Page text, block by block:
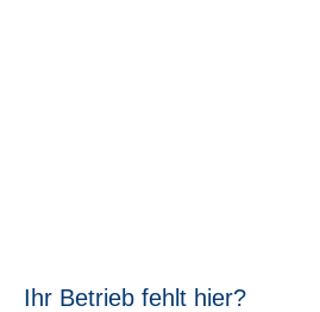
Ihr Betrieb fehlt hier?